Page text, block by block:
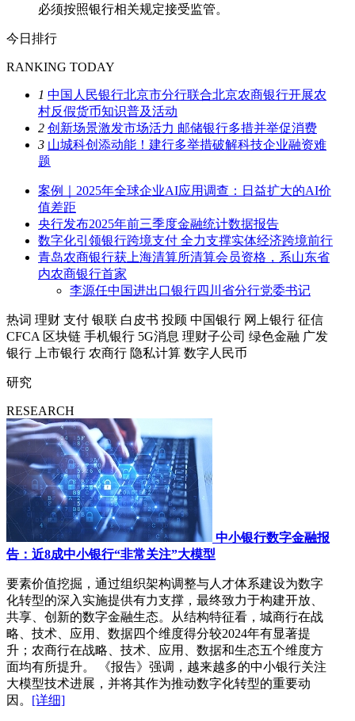
必须按照银行相关规定接受监管。
今日排行
RANKING TODAY
1 中国人民银行北京市分行联合北京农商银行开展农
村反假货币知识普及活动
2 创新场景激发市场活力 邮储银行多措并举促消费
3 山城科创添动能！建行多举措破解科技企业融资难
题
案例｜2025年全球企业AI应用调查：日益扩大的AI价
值差距
央行发布2025年前三季度金融统计数据报告
数字化引领银行跨境支付 全力支撑实体经济跨境前行
青岛农商银行获上海清算所清算会员资格，系山东省
内农商银行首家
李源任中国进出口银行四川省分行党委书记
热词 理财 支付 银联 白皮书 投顾 中国银行 网上银行 征信
CFCA 区块链 手机银行 5G消息 理财子公司 绿色金融 广发
银行
上市银行 农商行 隐私计算 数字人民币
研究
RESEARCH
中小银行数字金融报
告：近8成中小银行“非常关注”大模型
要素价值挖掘，通过组织架构调整与人才体系建设为数字
化转型的深入实施提供有力支撑，最终致力于构建开放、
共享、创新的数字金融生态。从结构特征看，城商行在战
略、技术、应用、数据四个维度得分较2024年有显著提
升；农商行在战略、技术、应用、数据和生态五个维度方
面均有所提升。 《报告》强调，越来越多的中小银行关注
大模型技术进展，并将其作为推动数字化转型的重要动
因。 [详细]